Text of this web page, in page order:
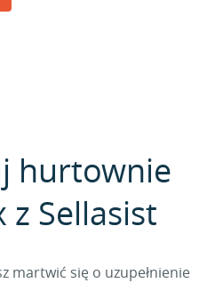
hurtownie
Sellasist
martwić się o uzupełnienie